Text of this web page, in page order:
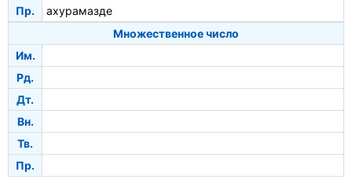
Пр.
ахурамазде
Множественное число
Им.
Рд.
Дт.
Вн.
Тв.
Пр.